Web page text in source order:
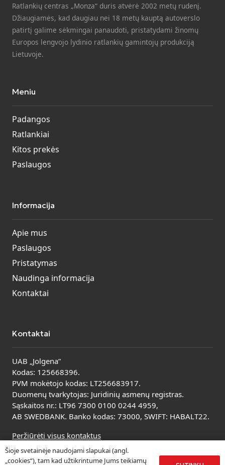
Ratlankių centras „Monza“ duris atvėrė 2002 metų rudenį.
Džiaugiamės, kad daugiau nei 18 metų kauptą autoverslo
patirtį galime sėkmingai panaudoti, pristatydami žinomų
Europos lengvojo lydinio ratlankių gamintojų produkciją
Lietuvoje.
Meniu
Padangos
Ratlankiai
Kitos prekės
Paslaugos
Informacija
Apie mus
Paslaugos
Pristatymas
Naudinga informacija
Kontaktai
Kontaktai
UAB „Jolgena”
Kodas: 125668396.
PVM mokėtojo kodas: LT256683917.
Duomenų tvarkytojas: Juridinių asmenų registras.
Sąskaitos nr.: LT96 7300 0100 0244 4959,
AB SWEDBANK. Banko kodas: 73000, SWIFT: HABALT22.
Peržiūrėti visus kontaktus
Šioje svetainėje naudojami slapukai (angl.
„cookies“), tam kad užtikrintume Jums teikiamų